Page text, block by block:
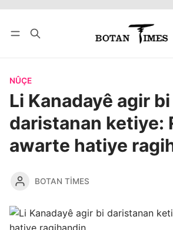
bişopîne
NÛÇE
Li Kanadayê agir bi
daristanan ketiye:
awarte hatiye
BOTAN TIMES